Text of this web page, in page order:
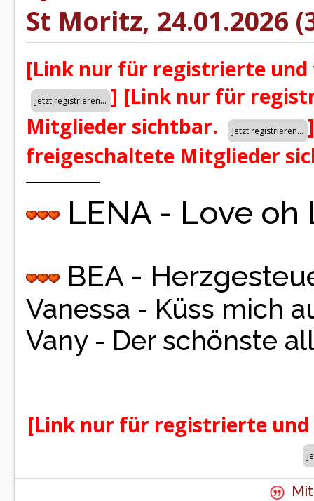
St Moritz, 24.01.2026
[Link nur für registrierte
] [Link nur für
Mitglieder sichtbar.
]
freigeschaltete Mitglieder
LENA - Love
BEA -
Vanessa - Küss mich
Vany - Der schönste
[Link nur für registrierte